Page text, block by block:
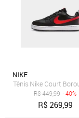
NIKE
Tênis Nike Court
R$449,99 - 40%
R$269,99